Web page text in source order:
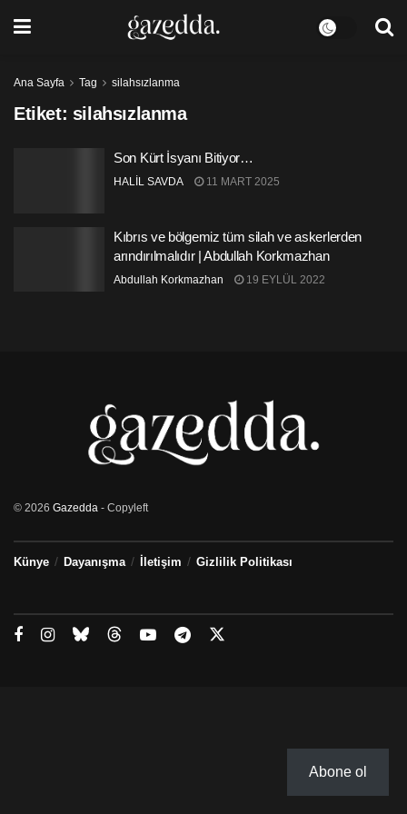
Ana Sayfa Tag silahsızlanma
Etiket: silahsızlanma
Son Kürt İsyanı Bitiyor…
HALİL SAVDA 11 MART 2025
Kıbrıs ve bölgemiz tüm silah ve askerlerden
arındırılmalıdır | Abdullah Korkmazhan
Abdullah Korkmazhan 19 EYLÜL 2022
© 2026 Gazedda - Copyleft
Künye Dayanışma İletişim Gizlilik Politikası
Abone ol